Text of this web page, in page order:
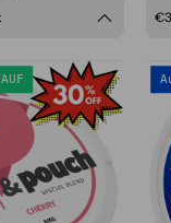
Puff
&
Pouch
Cherry
Slim
8mg